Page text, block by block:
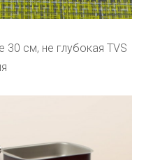
см, не глубокая TVS